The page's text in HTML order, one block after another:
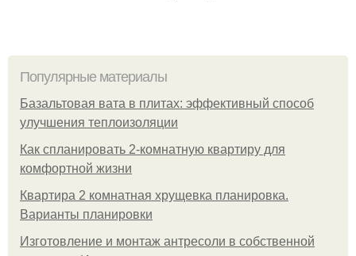
Популярные материалы
Базальтовая вата в плитах: эффективный способ
улучшения теплоизоляции
Как спланировать 2-комнатную квартиру для
комфортной жизни
Квартира 2 комнатная хрущевка планировка.
Варианты планировки
Изготовление и монтаж антресоли в собственной